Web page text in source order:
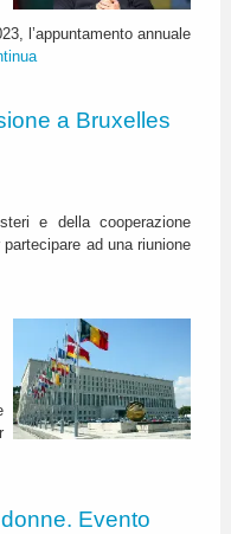
l’appuntamento annuale
a Bruxelles
e della cooperazione
ad una riunione
Evento